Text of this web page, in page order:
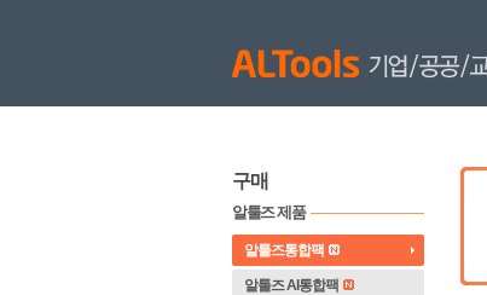
구매
알툴즈 제품
알툴즈통합팩
알툴즈 AI통합팩